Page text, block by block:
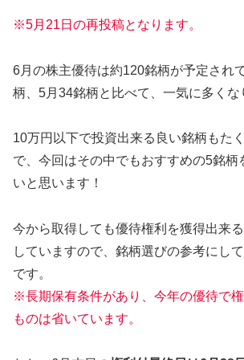
※5月21日の再投稿となります。
6月の株主優待は約120銘柄が予定され
柄、5月34銘柄と比べて、一気に多くな
10万円以下で投資出来る良い銘柄もた
で、今回はその中でもおすすめの5銘柄
いと思います！
今から取得しても優待権利を獲得出来
していますので、銘柄選びの参考にし
です。
※長期保有条件があり、今年の優待で
ものは省いています。